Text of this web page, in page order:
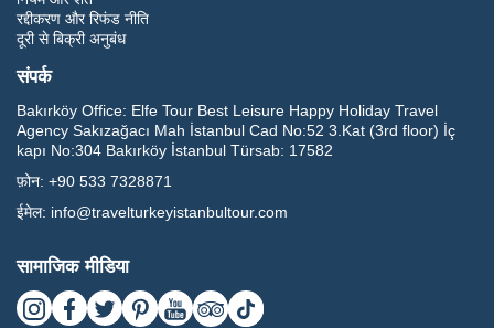
रद्दीकरण और रिफंड नीति
दूरी से बिक्री अनुबंध
संपर्क
Bakırköy Office: Elfe Tour Best Leisure Happy Holiday Travel
Agency Sakızağacı Mah İstanbul Cad No:52 3.Kat (3rd floor) İç
kapı No:304 Bakırköy İstanbul Türsab: 17582
फ़ोन: +90 533 7328871
ईमेल: info@travelturkeyistanbultour.com
सामाजिक मीडिया